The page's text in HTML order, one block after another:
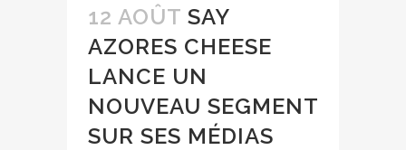
12 AOÛT SAY
AZORES CHEESE
LANCE UN
NOUVEAU SEGMENT
SUR SES MÉDIAS